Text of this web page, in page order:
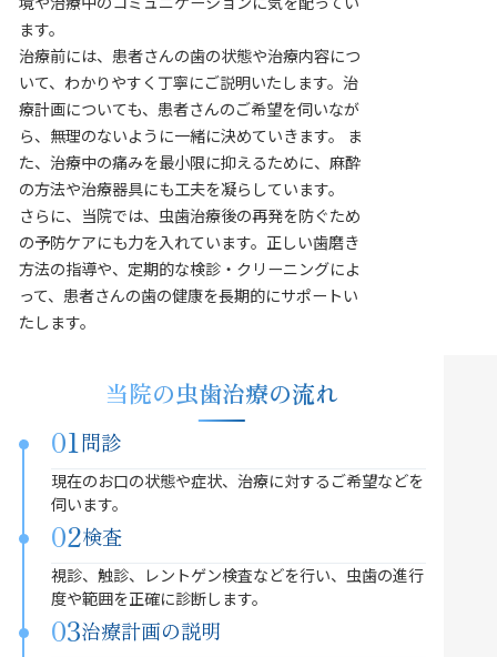
ます。
治療前には、患者さんの歯の状態や治療内容につ
いて、わかりやすく丁寧にご説明いたします。治
療計画についても、患者さんのご希望を伺いなが
ら、無理のないように一緒に決めていきます。 ま
た、治療中の痛みを最小限に抑えるために、麻酔
の方法や治療器具にも工夫を凝らしています。
さらに、当院では、虫歯治療後の再発を防ぐため
の予防ケアにも力を入れています。正しい歯磨き
方法の指導や、定期的な検診・クリーニングによ
って、患者さんの歯の健康を長期的にサポートい
たします。
当院の虫歯治療の流れ
01問診
現在のお口の状態や症状、治療に対するご希望などを
伺います。
02検査
視診、触診、レントゲン検査などを行い、虫歯の進行
度や範囲を正確に診断します。
03治療計画の説明